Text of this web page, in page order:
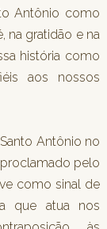
Antônio como
na gratidão e na
história como
aos nossos
Antônio no
pelo
como sinal de
que atua nos